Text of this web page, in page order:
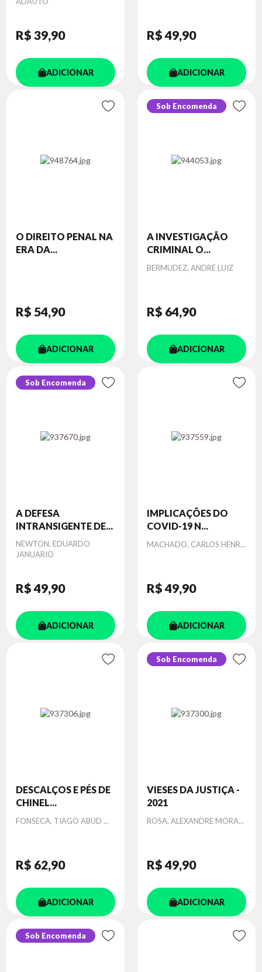
R$ 39,90
ADICIONAR
R$ 49,90
ADICIONAR
O DIREITO PENAL NA
ERA DA...
R$ 54,90
ADICIONAR
Sob Encomenda
A INVESTIGAÇÃO
CRIMINAL O...
Autor
BERMUDEZ, ANDRÉ LUIZ
R$ 64,90
ADICIONAR
Sob Encomenda
A DEFESA
INTRANSIGENTE DE...
Autor
NEWTON, EDUARDO
JANUARIO
R$ 49,90
ADICIONAR
IMPLICAÇÕES DO
COVID-19 N...
Autor
MACHADO, CARLOS HENR...
R$ 49,90
ADICIONAR
DESCALÇOS E PÉS DE
CHINEL...
Autor
FONSECA, TIAGO ABUD ...
R$ 62,90
ADICIONAR
Sob Encomenda
VIESES DA JUSTIÇA -
2021
Autor
ROSA, ALEXANDRE MORA...
R$ 49,90
ADICIONAR
Sob Encomenda